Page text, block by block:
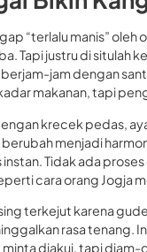
“terlalu manis” oleh
Tapi justru di situlah
jam dengan
makanan, tapi
krecek pedas,
menjadi
instan. Tidak ada
cara orang Jogja
terkejut karena
rasa tenang.
diakui, tapi diam-